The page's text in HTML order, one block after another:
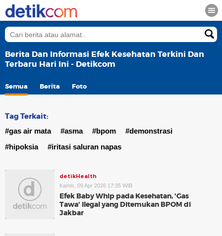
Berita Dan Informasi Efek Kesehatan Terkini Dan
Terbaru Hari Ini - Detikcom
Semua Berita Foto
Tag Terkait:
#gas air mata #asma #bpom
#demonstrasi
#hipoksia
#iritasi saluran napas
detikHealth
Kamis, 09 Apr 2026 17:35 WIB
Efek Baby Whip pada Kesehatan, 'Gas
Tawa' Ilegal yang Ditemukan BPOM di
Jakbar